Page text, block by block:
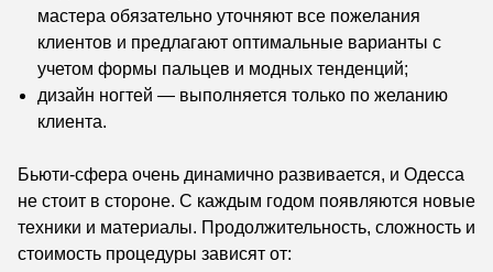
мастера обязательно уточняют все пожелания
клиентов и предлагают оптимальные варианты с
учетом формы пальцев и модных тенденций;
дизайн ногтей — выполняется только по желанию
клиента.
Бьюти-сфера очень динамично развивается, и Одесса
не стоит в стороне. С каждым годом появляются новые
техники и материалы. Продолжительность, сложность и
стоимость процедуры зависят от: